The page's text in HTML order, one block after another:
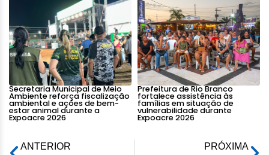
Secretaria Municipal de Meio
Ambiente reforça fiscalização
ambiental e ações de bem-
estar animal durante a
Expoacre 2026
Prefeitura de Rio Branco
fortalece assistência às
famílias em situação de
vulnerabilidade durante
Expoacre 2026
ANTERIOR
PRÓXIMA